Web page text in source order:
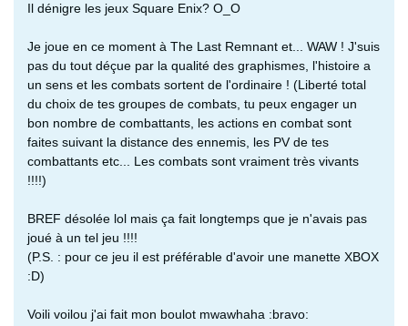
Il dénigre les jeux Square Enix? O_O
Je joue en ce moment à The Last Remnant et... WAW ! J'suis
pas du tout déçue par la qualité des graphismes, l'histoire a
un sens et les combats sortent de l'ordinaire ! (Liberté total
du choix de tes groupes de combats, tu peux engager un
bon nombre de combattants, les actions en combat sont
faites suivant la distance des ennemis, les PV de tes
combattants etc... Les combats sont vraiment très vivants
!!!!)
BREF désolée lol mais ça fait longtemps que je n'avais pas
joué à un tel jeu !!!!
(P.S. : pour ce jeu il est préférable d'avoir une manette XBOX
:D)
Voili voilou j'ai fait mon boulot mwawhaha :bravo: